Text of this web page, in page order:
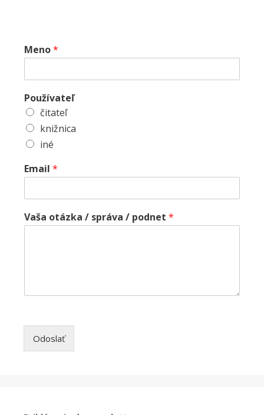
Meno*
Používateľ
čitateľ
knižnica
iné
Email *
Vaša otázka / správa / podnet *
Odoslať